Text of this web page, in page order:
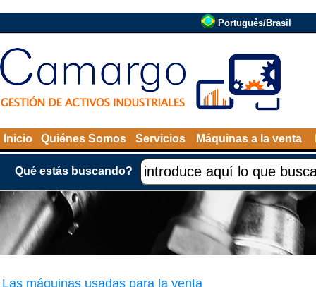
Português/Brasil
Inicio Quiénes Somos Servicios Máquinas a la venta
Qué estás buscando?
Las máquinas usadas para la venta